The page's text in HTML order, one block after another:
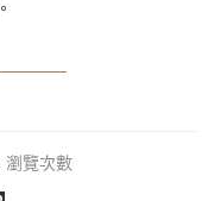
瀏覽次數